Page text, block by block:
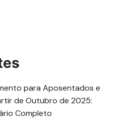
para Aposentados e
de Outubro de 2025:
Completo